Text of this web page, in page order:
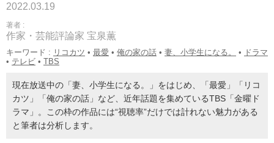
2022.03.19
著者 :
作家・芸能評論家 宝泉薫
キーワード : リコカツ • 最愛 • 俺の家の話 • 妻、小学生になる。 • ドラマ
• テレビ • TBS
現在放送中の「妻、小学生になる。」をはじめ、「最愛」「リコ
カツ」「俺の家の話」など、近年話題を集めているTBS「金曜ド
ラマ」。この枠の作品には“視聴率”だけでは計れない魅力がある
と筆者は分析します。